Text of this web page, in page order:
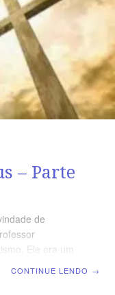
– Parte
de
Ele era um
CONTINUE LENDO →